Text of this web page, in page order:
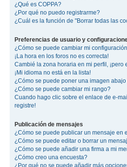
¿Qué es COPPA?
¿Por qué no puedo registrarme?
¿Cuál es la función de "Borrar todas las
Preferencias de usuario y
¿Cómo se puede cambiar mi
¡La hora en los foros no es correcta!
Cambié la zona horaria en mi perfil,
¡Mi idioma no está en la lista!
¿Cómo se puede poner una imagen
¿Cómo se puede cambiar mi rango?
Cuando hago clic sobre el enlace de e-
registre!
Publicación de mensajes
¿Cómo se puede publicar un mensaje en
¿Cómo se puede editar o borrar un
¿Cómo se puede añadir una firma a mi
¿Cómo creo una encuesta?
¿Por qué no se puede añadir más